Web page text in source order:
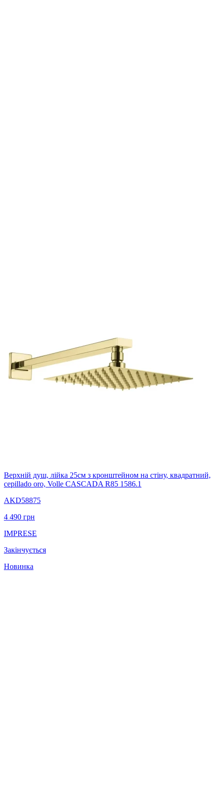
Верхній душ, лійка 25см з кронштейном на стіну, квадратний,
cepillado oro, Volle CASCADA R85 1586.1
AKD58875
4 490 грн
IMPRESE
Закінчується
Новинка